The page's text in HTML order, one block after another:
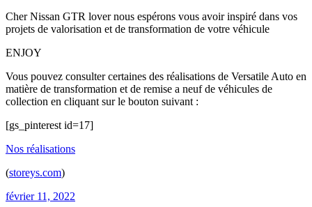
Cher Nissan GTR lover nous espérons vous avoir inspiré dans vos
projets de valorisation et de transformation de votre véhicule
ENJOY
Vous pouvez consulter certaines des réalisations de Versatile Auto en
matière de transformation et de remise a neuf de véhicules de
collection en cliquant sur le bouton suivant :
[gs_pinterest id=17]
Nos réalisations
(storeys.com)
février 11, 2022